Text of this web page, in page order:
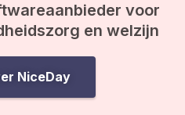
voor
en welzijn
NiceDay